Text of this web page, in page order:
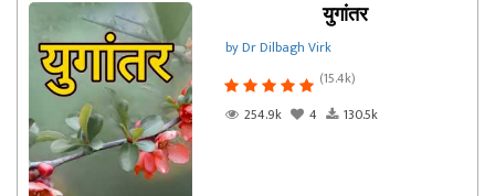
युगांतर
by Dr Dilbagh Virk
(15.4k)
254.9k
4 130.5k